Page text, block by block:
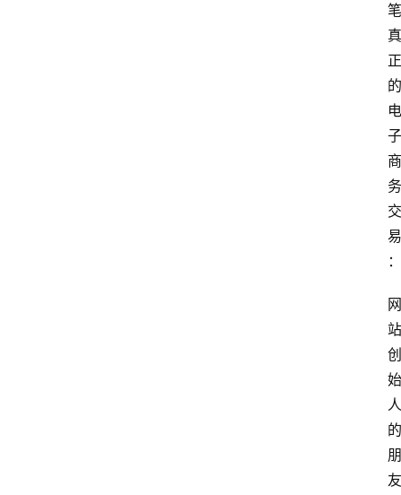
笔
真
正
的
电
子
商
务
交
易
：
网
站
创
始
人
的
朋
友